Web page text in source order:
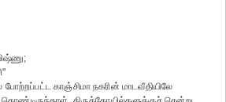
காஞ்சிமா நகரின் மாடவீதியிலே